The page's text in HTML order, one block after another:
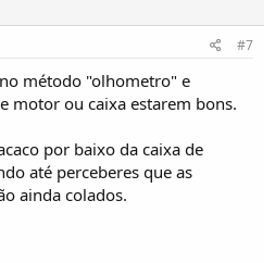
#7
método "olhometro" e
motor ou caixa estarem bons.
por baixo da caixa de
até perceberes que as
ainda colados.